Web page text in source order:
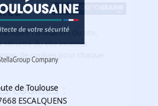
de Toulouse
ESCALQUENS
qui facilitent l'utilisation du site,
la sécurité du site internet.
de cookies pour chaque
cookies :